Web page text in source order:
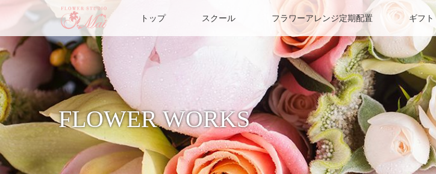
トップ スクール フラワーアレンジ定期配置 ギフト
FLOWER WORKS